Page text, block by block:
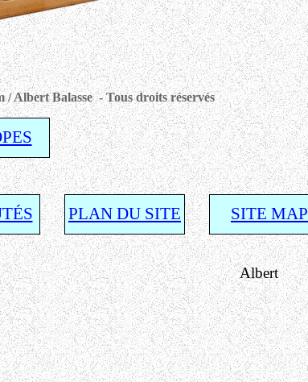
Albert Balasse - Tous droits réservés
PLAN DU SITE SITE MAP